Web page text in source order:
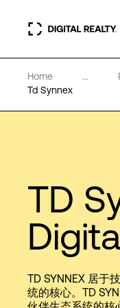
数据中心
专业知识和资源
Home ...
Td Synnex
TD
TD SYNNEX 居于
统的核心。TD